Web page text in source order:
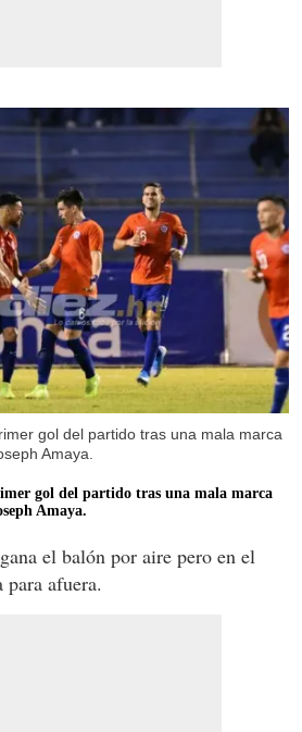
gol del partido tras una mala marca
Amaya.
gol del partido tras una mala marca
Amaya.
el balón por aire pero en el
afuera.